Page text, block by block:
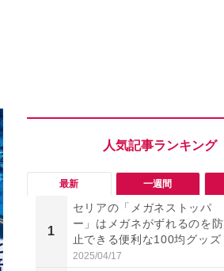
最新 一週間
1
セリアの「メガネストッパ
ー」はメガネがずれるのを防
止できる便利な100均グッズ
2025/04/17